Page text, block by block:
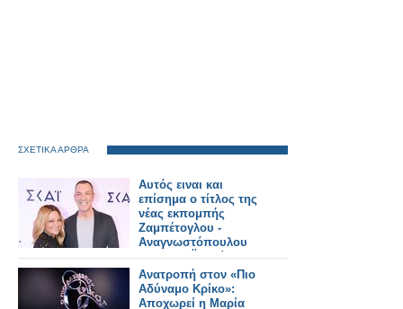
ΣΧΕΤΙΚΑ ΑΡΘΡΑ
Αυτός ειναι και
επίσημα ο τίτλος της
νέας εκπομπής
Ζαμπέτογλου -
Αναγνωστόπουλου
στον ΣΚΑΪ - Δείτε το
τρειλερ
Ανατροπή στον «Πιο
Αδύναμο Κρίκο»:
Αποχωρεί η Μαρία